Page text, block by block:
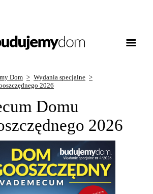
Dom
Wydania specjalne
2026
Domu
2026